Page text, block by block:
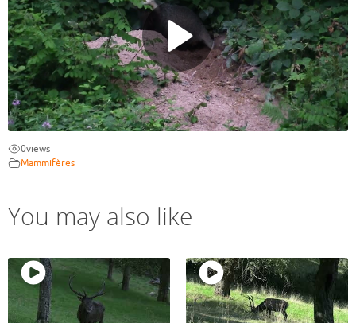
0views
Mammifères
You may also like